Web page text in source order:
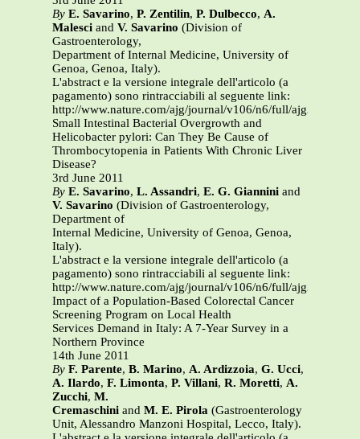
By E. Savarino, P. Zentilin, P. Dulbecco, A.
Malesci and V. Savarino (Division of
Gastroenterology,
Department of Internal Medicine, University of
Genoa, Genoa, Italy).
L'abstract e la versione integrale dell'articolo (a
pagamento) sono rintracciabili al seguente link:
http://www.nature.com/ajg/journal/v106/n6/full/
Small Intestinal Bacterial Overgrowth and
Helicobacter pylori: Can They Be Cause of
Thrombocytopenia in Patients With Chronic Liver
Disease?
3rd June 2011
By E. Savarino, L. Assandri, E. G. Giannini and
V. Savarino (Division of Gastroenterology,
Department of
Internal Medicine, University of Genoa, Genoa,
Italy).
L'abstract e la versione integrale dell'articolo (a
pagamento) sono rintracciabili al seguente link:
http://www.nature.com/ajg/journal/v106/n6/full/
Impact of a Population-Based Colorectal Cancer
Screening Program on Local Health
Services Demand in Italy: A 7-Year Survey in a
Northern Province
14th June 2011
By F. Parente, B. Marino, A. Ardizzoia, G. Ucci,
A. Ilardo, F. Limonta, P. Villani, R. Moretti, A.
Zucchi, M.
Cremaschini and M. E. Pirola (Gastroenterology
Unit, Alessandro Manzoni Hospital, Lecco, Italy).